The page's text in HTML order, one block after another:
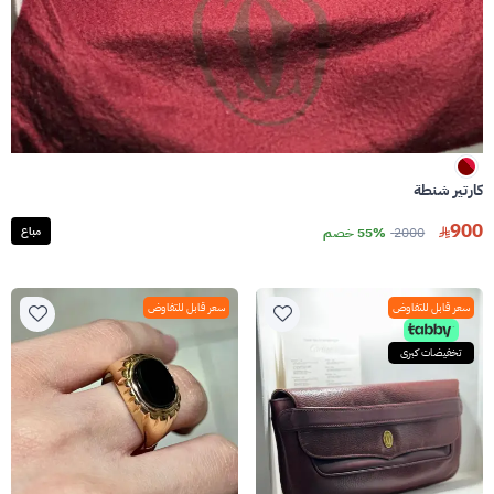
كارتير شنطة
900
2000 55% خصم مباع
سعر قابل للتفاوض
تخفيضات كبرى
سعر قابل للتفاوض